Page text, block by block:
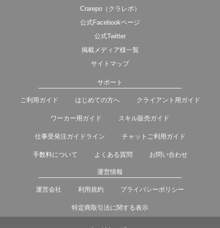
Crarepo（クラレポ）
公式Facebookページ
公式Twitter
掲載メディア様一覧
サイトマップ
サポート
ご利用ガイド はじめての方へ クライアント用ガイド
ワーカー用ガイド スキル販売ガイド
仕事受発注ガイドライン チャットご利用ガイド
手数料について よくある質問 お問い合わせ
運営情報
運営会社 利用規約 プライバシーポリシー
特定商取引法に関する表示